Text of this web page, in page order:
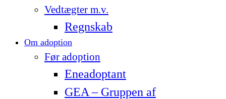
Vedtægter m.v.
Regnskab
Om adoption
Før adoption
Eneadoptant
GEA – Gruppen af